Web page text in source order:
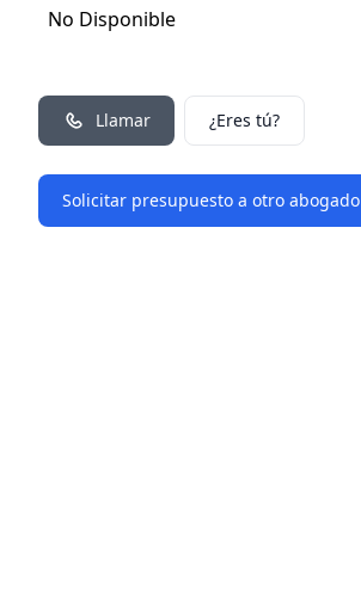
No Disponible
Llamar ¿Eres tú?
Solicitar presupuesto a otro abogado